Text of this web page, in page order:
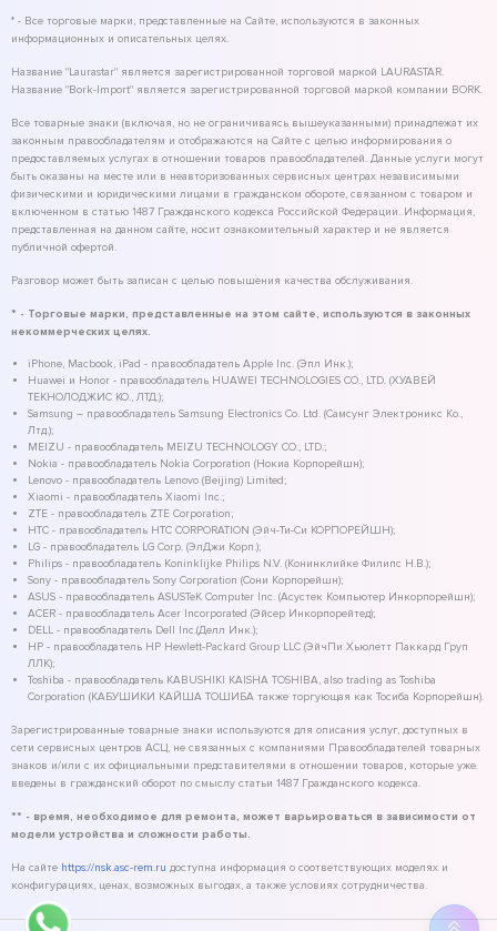
* - Все торговые марки, представленные на Сайте, используются в законных
информационных и описательных целях.
Название "Laurastar" является зарегистрированной торговой маркой LAURASTAR.
Название "Bork-Import" является зарегистрированной торговой маркой компании BORK.
Все товарные знаки (включая, но не ограничиваясь вышеуказанными) принадлежат их
законным правообладателям и отображаются на Сайте с целью информирования о
предоставляемых услугах в отношении товаров правообладателей. Данные услуги могут
быть оказаны на месте или в неавторизованных сервисных центрах независимыми
физическими и юридическими лицами в гражданском обороте, связанном с товаром и
включенном в статью 1487 Гражданского кодекса Российской Федерации. Информация,
представленная на данном сайте, носит ознакомительный характер и не является
публичной офертой.
Разговор может быть записан с целью повышения качества обслуживания.
* - Торговые марки, представленные на этом сайте, используются в законных
некоммерческих целях.
iPhone, Macbook, iPad - правообладатель Apple Inc. (Эпл Инк.);
Huawei и Honor - правообладатель HUAWEI TECHNOLOGIES CO., LTD. (ХУАВЕЙ
ТЕКНОЛОДЖИС КО., ЛТД.);
Samsung – правообладатель Samsung Electronics Co. Ltd. (Самсунг Электроникс Ко.,
Лтд.);
MEIZU - правообладатель MEIZU TECHNOLOGY CO., LTD.;
Nokia - правообладатель Nokia Corporation (Нокиа Корпорейшн);
Lenovo - правообладатель Lenovo (Beijing) Limited;
Xiaomi - правообладатель Xiaomi Inc.;
ZTE - правообладатель ZTE Corporation;
HTC - правообладатель HTC CORPORATION (Эйч-Ти-Си КОРПОРЕЙШН);
LG - правообладатель LG Corp. (ЭлДжи Корп.);
Philips - правообладатель Koninklijke Philips N.V. (Конинклийке Филипс Н.В.);
Sony - правообладатель Sony Corporation (Сони Корпорейшн);
ASUS - правообладатель ASUSTeK Computer Inc. (Асустек Компьютер Инкорпорейшн);
ACER - правообладатель Acer Incorporated (Эйсер Инкорпорейтед);
DELL - правообладатель Dell Inc.(Делл Инк.);
HP - правообладатель HP Hewlett-Packard Group LLC (ЭйчПи Хьюлетт Паккард Груп
ЛЛК);
Toshiba - правообладатель KABUSHIKI KAISHA TOSHIBA, also trading as Toshiba
Corporation (КАБУШИКИ КАЙША ТОШИБА также торгующая как Тосиба Корпорейшн).
Зарегистрированные товарные знаки используются для описания услуг, доступных в
сети сервисных центров АСЦ, не связанных с компаниями Правообладателей товарных
знаков и/или с их официальными представителями в отношении товаров, которые уже
введены в гражданский оборот по смыслу статьи 1487 Гражданского кодекса.
** - время, необходимое для ремонта, может варьироваться в зависимости от
модели устройства и сложности работы.
На сайте https://nsk.asc-rem.ru доступна информация о соответствующих моделях и
конфигурациях, ценах, возможных выгодах, а также условиях сотрудничества.